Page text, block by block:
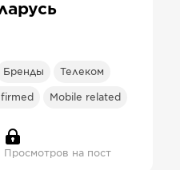
Бренды Телеком
Mobile related
Просмотров на пост